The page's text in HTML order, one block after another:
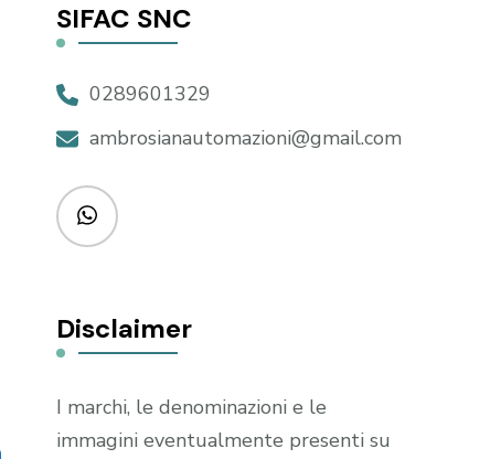
SIFAC SNC
0289601329
ambrosianautomazioni@gmail.com
Disclaimer
I marchi, le denominazioni e le
immagini eventualmente presenti su